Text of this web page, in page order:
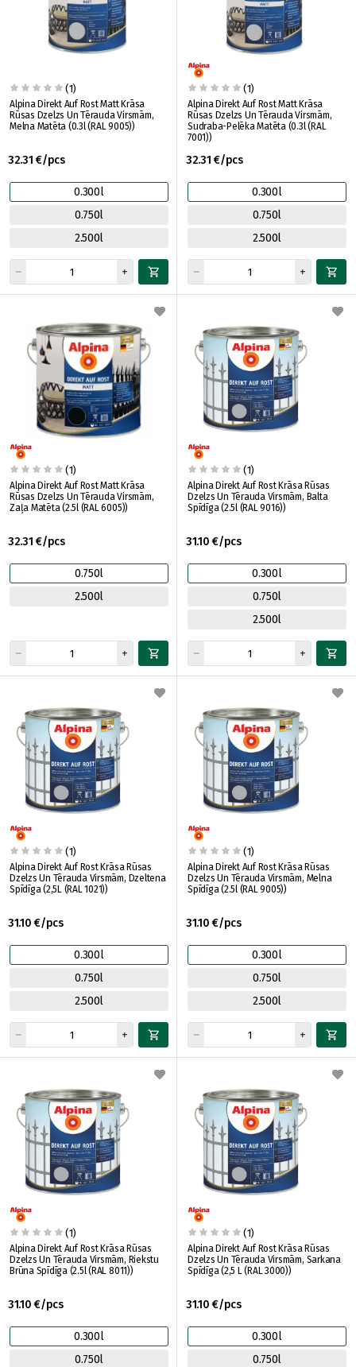
(1)
Alpina Direkt Auf Rost Matt Krāsa
Rūsas Dzelzs Un Tērauda Virsmām,
Melna Matēta (0.3l (RAL 9005))
32.31 €/pcs
0.300l
0.750l
2.500l
(1)
Alpina Direkt Auf Rost Matt Krāsa
Rūsas Dzelzs Un Tērauda Virsmām,
Sudraba-Pelēka Matēta (0.3l (RAL
7001))
32.31 €/pcs
0.300l
0.750l
2.500l
(1)
Alpina Direkt Auf Rost Matt Krāsa
Rūsas Dzelzs Un Tērauda Virsmām,
Zaļa Matēta (2.5l (RAL 6005))
32.31 €/pcs
0.750l
2.500l
(1)
Alpina Direkt Auf Rost Krāsa Rūsas
Dzelzs Un Tērauda Virsmām, Balta
Spīdīga (2.5l (RAL 9016))
31.10 €/pcs
0.300l
0.750l
2.500l
(1)
Alpina Direkt Auf Rost Krāsa Rūsas
Dzelzs Un Tērauda Virsmām, Dzeltena
Spīdīga (2,5L (RAL 1021))
31.10 €/pcs
0.300l
0.750l
2.500l
(1)
Alpina Direkt Auf Rost Krāsa Rūsas
Dzelzs Un Tērauda Virsmām, Melna
Spīdīga (2.5l (RAL 9005))
31.10 €/pcs
0.300l
0.750l
2.500l
(1)
Alpina Direkt Auf Rost Krāsa Rūsas
Dzelzs Un Tērauda Virsmām, Riekstu
Brūna Spīdīga (2.5l (RAL 8011))
31.10 €/pcs
0.300l
0.750l
(1)
Alpina Direkt Auf Rost Krāsa Rūsas
Dzelzs Un Tērauda Virsmām, Sarkana
Spīdīga (2,5 L (RAL 3000))
31.10 €/pcs
0.300l
0.750l